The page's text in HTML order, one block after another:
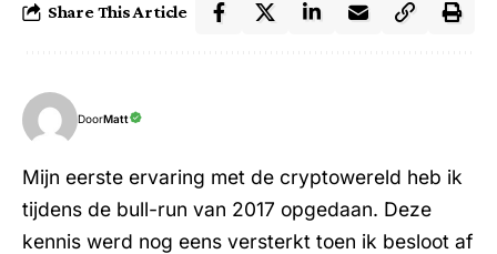
Share This Article
DoorMatt
Mijn eerste ervaring met de cryptowereld heb ik
tijdens de bull-run van 2017 opgedaan. Deze
kennis werd nog eens versterkt toen ik besloot af